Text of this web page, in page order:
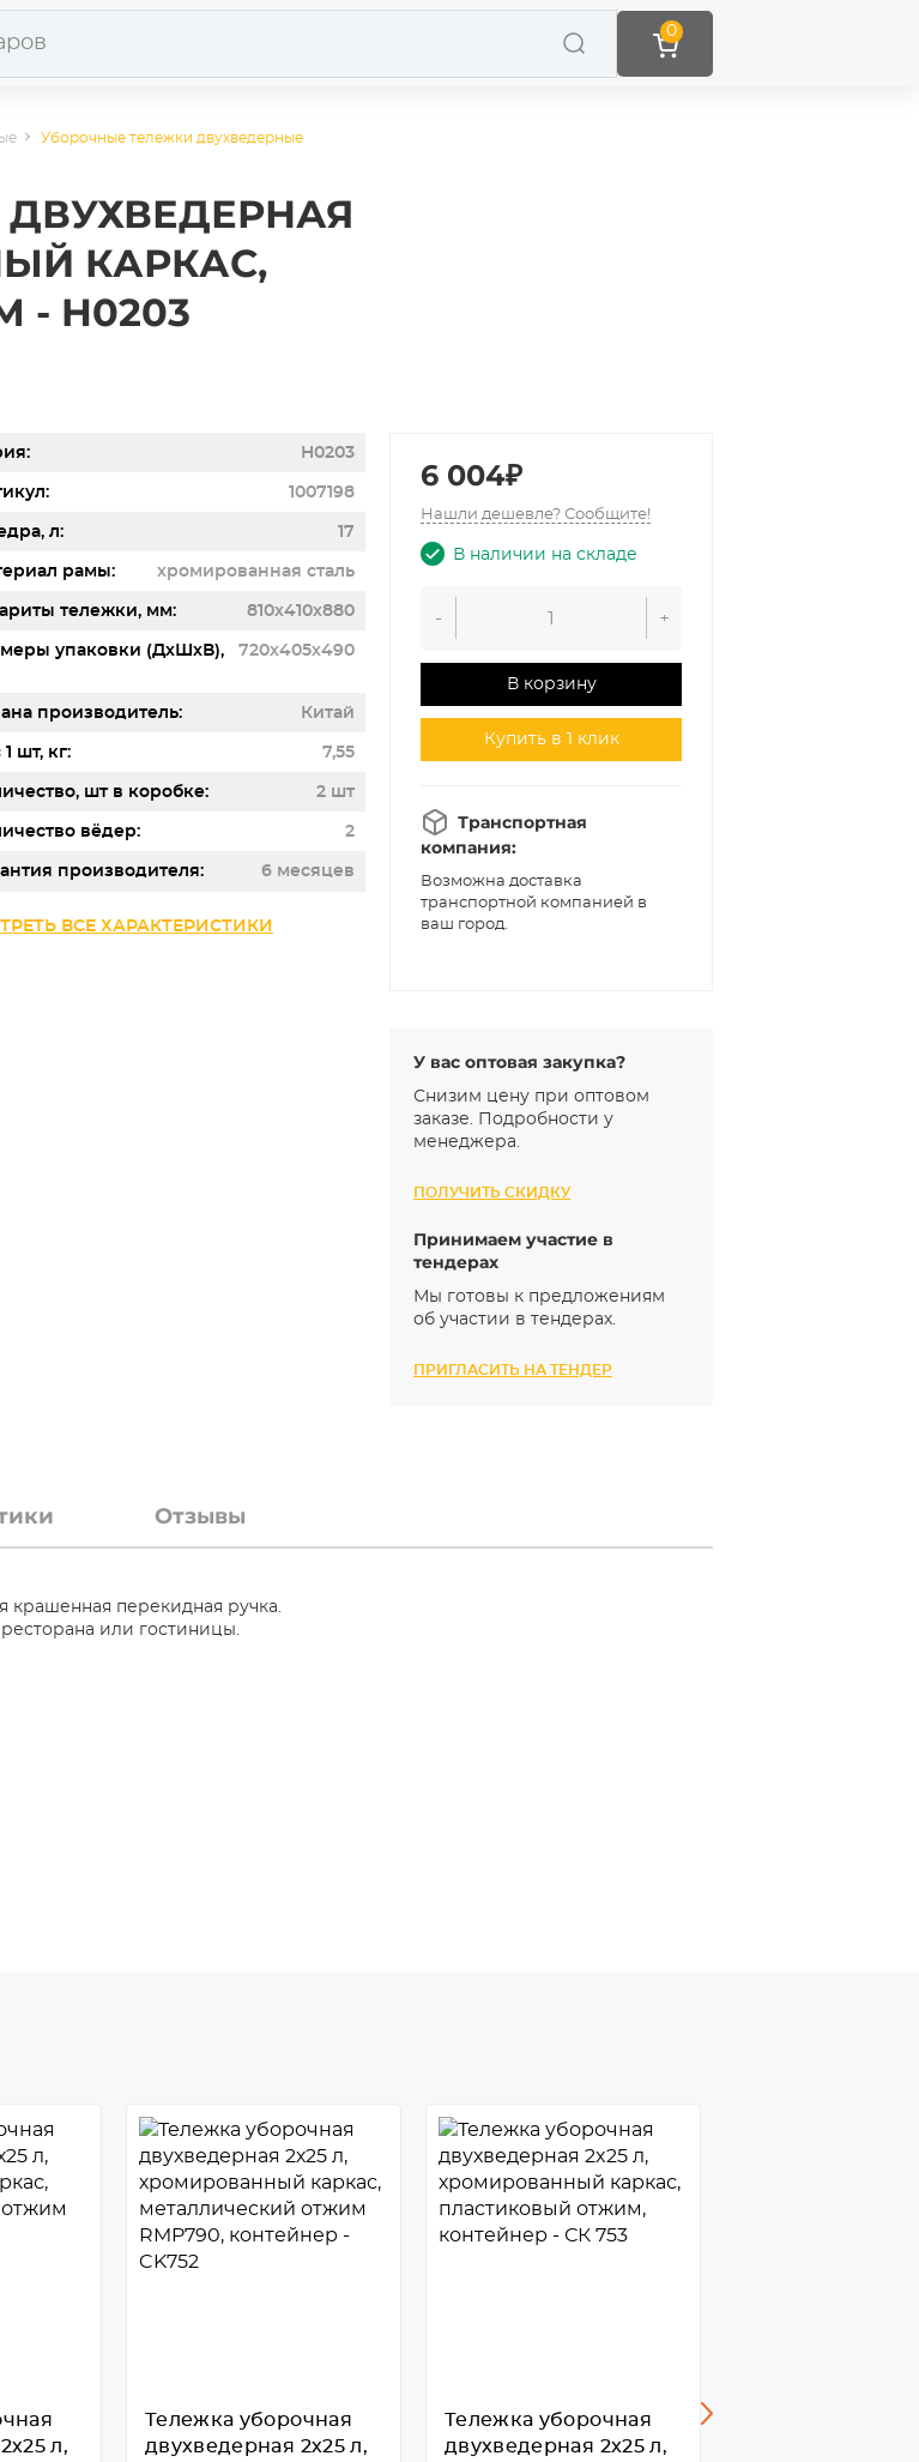
0
Уборочные тележки двухведерные
КАРКАС,
H0203
H0203
1007198
л 17
рамы хромированная сталь
тележки, мм 810х410х880
упаковки (ДхШхВ),
720х405х490
производитель Китай
1 шт, кг 7,55
шт в коробке 2 шт
вёдер 2
производителя 6 месяцев
ВСЕ ХАРАКТЕРИСТИКИ
6 004₽
Нашли дешевле? Сообщите!
В наличии на складе
- +
В корзину
Купить в 1 клик
Транспортная
компания:
Возможна доставка
транспортной компанией в
ваш город.
У вас оптовая закупка?
Снизим цену при оптовом
заказе. Подробности у
менеджера.
ПОЛУЧИТЬ СКИДКУ
Принимаем участие в
тендерах
Мы готовы к предложениям
об участии в тендерах.
ПРИГЛАСИТЬ НА ТЕНДЕР
Отзывы
крашенная перекидная ручка.
или гостиницы.
л,
Тележка уборочная
двухведерная 2х25 л,
Тележка уборочная
двухведерная 2x25 л,